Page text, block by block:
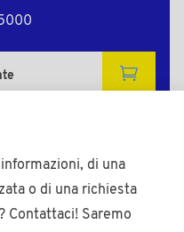
di una
o di una richiesta
Contattaci! Saremo